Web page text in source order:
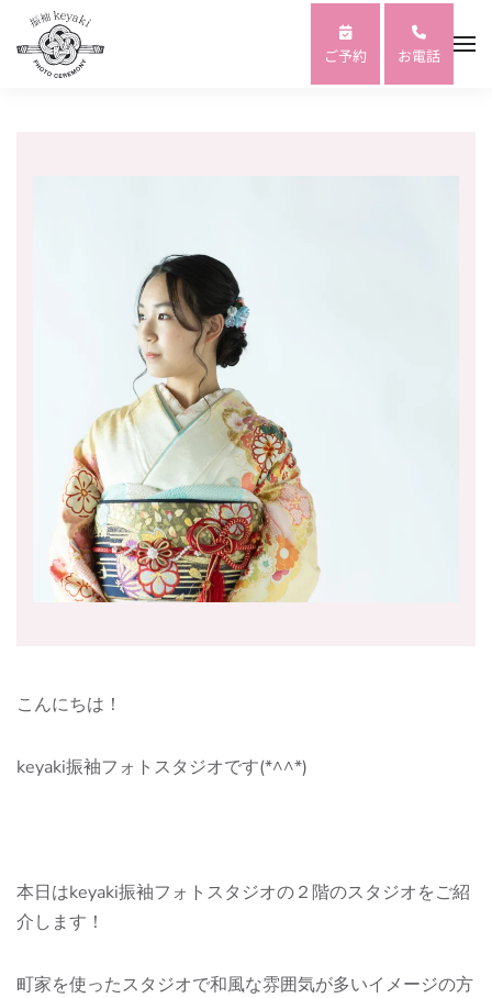
Skip to main content ご予約 お電話
こんにちは！
keyaki振袖フォトスタジオです(*^^*)
本日はkeyaki振袖フォトスタジオの２階のスタジオをご紹
介します！
町家を使ったスタジオで和風な雰囲気が多いイメージの方